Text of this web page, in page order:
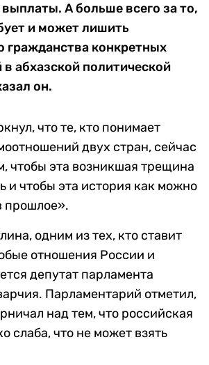
А больше всего за то,
и может лишить
гражданства конкретных
абхазской политической
он.
что те, кто понимает
двух стран, сейчас
чтобы эта возникшая трещина
и чтобы эта история как можно
прошлое».
одним из тех, кто ставит
отношения России и
депутат парламента
Парламентарий отметил,
над тем, что российская
слаба, что не может взять